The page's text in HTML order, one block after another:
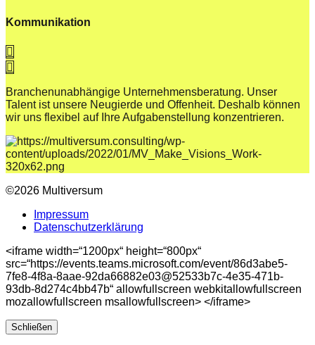
Kommunikation
Branchenunabhängige Unternehmensberatung. Unser
Talent ist unsere Neugierde und Offenheit. Deshalb können
wir uns flexibel auf Ihre Aufgabenstellung konzentrieren.
©2026 Multiversum
Impressum
Datenschutzerklärung
<iframe width=“1200px“ height=“800px“
src=“https://events.teams.microsoft.com/event/86d3abe5-
7fe8-4f8a-8aae-92da66882e03@52533b7c-4e35-471b-
93db-8d274c4bb47b“ allowfullscreen webkitallowfullscreen
mozallowfullscreen msallowfullscreen> </iframe>
Schließen